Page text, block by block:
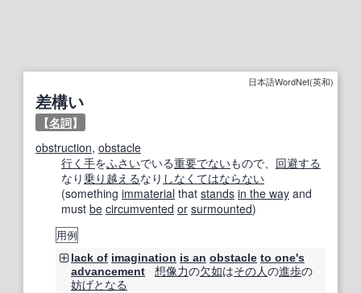
日本語WordNet(英和)
差構い
【名詞】
obstruction, obstacle
行く手をふさいでいる重要でないもので、 回避する
なり乗り越えるなり しなくてはならない
(something immaterial that stands in the way and
must be circumvented or surmounted)
用例
lack of imagination is an obstacle to one's
advancement
想像力の欠如はその人の進歩の
妨げとなる